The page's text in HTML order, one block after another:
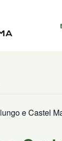
e Castel